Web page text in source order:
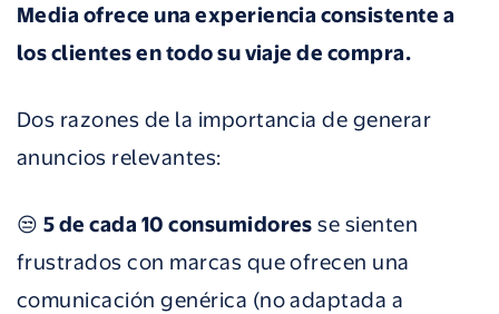
Media ofrece una experiencia consistente a
los clientes en todo su viaje de compra.
Dos razones de la importancia de generar
anuncios relevantes:
😒 5 de cada 10 consumidores se sienten
frustrados con marcas que ofrecen una
comunicación genérica (no adaptada a